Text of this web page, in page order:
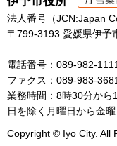
法人番号（JCN:Japan
〒799-3193 愛媛県伊予
電話番号：089-982-
ファクス：089-983-
業務時間：8時30分から
日を除く月曜日から金曜
Copyright © Iyo City. All